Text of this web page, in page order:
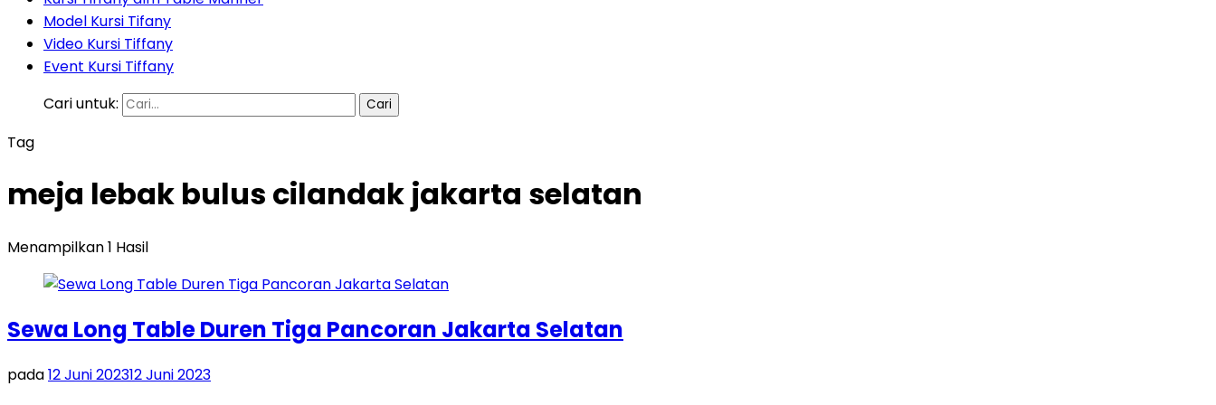
Model Kursi Tifany
Video Kursi Tiffany
Event Kursi Tiffany
Cari untuk:
Tag
meja lebak bulus cilandak jakarta selatan
Menampilkan 1 Hasil
Sewa Long Table Duren Tiga Pancoran Jakarta Selatan
pada12 Juni 202312 Juni 2023